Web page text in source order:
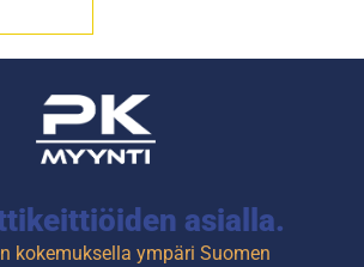
asialla.
kokemuksella ympäri Suomen